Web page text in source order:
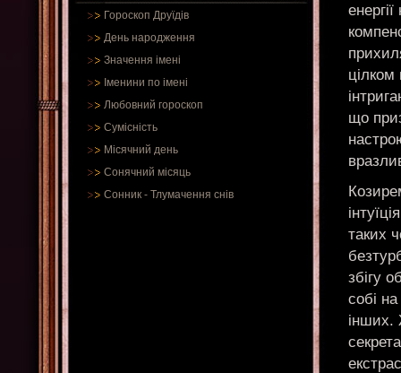
Гороскоп Друїдів
День народження
Значення імені
Іменини по імені
Любовний гороскоп
Сумісність
Місячний день
Сонячний місяць
Сонник - Тлумачення снів
що
таких
збігу
собі
інших.